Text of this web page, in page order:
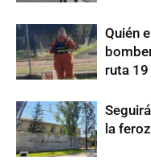
Quién
ruta 19
la